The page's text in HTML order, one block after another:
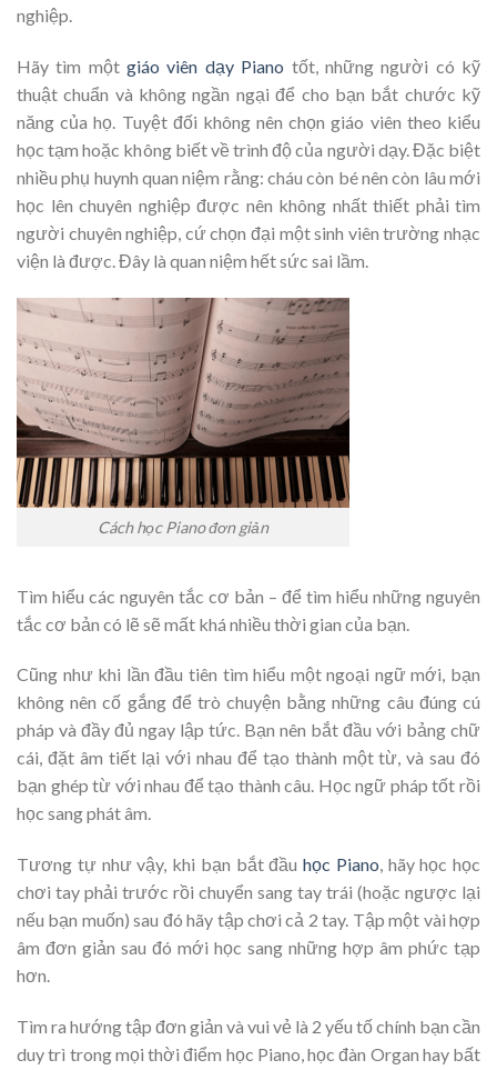
nghiệp.
Hãy tìm mộtgiáo viên dạy Piano tốt, những người có kỹ
thuật chuẩn và không ngần ngại để cho bạn bắt chước kỹ
năng của họ. Tuyệt đối không nên chọn giáo viên theo kiểu
học tạm hoặc không biết về trình độ của người dạy. Đặc biệt
nhiều phụ huynh quan niệm rằng: cháu còn bé nên còn lâu mới
học lên chuyên nghiệp được nên không nhất thiết phải tìm
người chuyên nghiệp, cứ chọn đại một sinh viên trường nhạc
viện là được. Đây là quan niệm hết sức sai lầm.
Cách học Piano đơn giản
Tìm hiểu các nguyên tắc cơ bản – để tìm hiểu những nguyên
tắc cơ bản có lẽ sẽ mất khá nhiều thời gian của bạn.
Cũng như khi lần đầu tiên tìm hiểu một ngoại ngữ mới, bạn
không nên cố gắng để trò chuyện bằng những câu đúng cú
pháp và đầy đủ ngay lập tức. Bạn nên bắt đầu với bảng chữ
cái, đặt âm tiết lại với nhau để tạo thành một từ, và sau đó
bạn ghép từ với nhau để tạo thành câu. Học ngữ pháp tốt rồi
học sang phát âm.
Tương tự như vậy, khi bạn bắt đầu học Piano, hãy học học
chơi tay phải trước rồi chuyển sang tay trái (hoặc ngược lại
nếu bạn muốn) sau đó hãy tập chơi cả 2 tay. Tập một vài hợp
âm đơn giản sau đó mới học sang những hợp âm phức tạp
hơn.
Tìm ra hướng tập đơn giản và vui vẻ là 2 yếu tố chính bạn cần
duy trì trong mọi thời điểm học Piano, học đàn Organ hay bất